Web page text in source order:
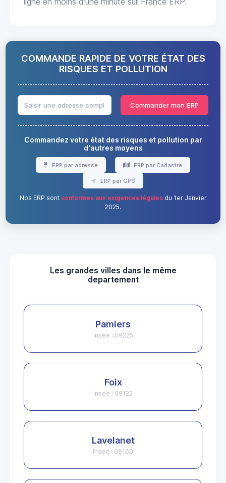
COMMANDE RAPIDE DE VOTRE ÉTAT DES
RISQUES ET POLLUTION
Commander mon ERP
Commandez votre état des risques et pollution par
d'autres moyens
ERP par adresse ERP par Cadastre
ERP par GPS
Nos ERP sont conformes aux exigences légalesdu 1er Janvier
2025.
Les grandes villes dans le même
departement
Pamiers
Insee : 09225
Foix
Insee : 09122
Lavelanet
Insee : 09160